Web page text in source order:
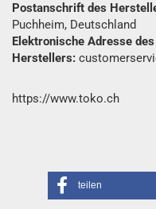
Postanschrift des
Puchheim, Deutschland
Elektronische Adresse des
Herstellers:
https://www.toko.ch
teilen